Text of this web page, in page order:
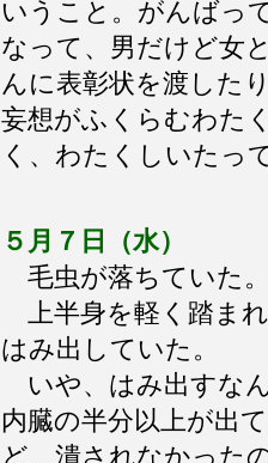
いうこと。がんばっ
なって、男だけど女
んに表彰状を渡した
妄想がふくらむわた
く、わたくしいたっ
５月７日（水）
毛虫が落ちていた
上半身を軽く踏ま
はみ出していた。
いや、はみ出すな
内臓の半分以上が出
ど、潰されなかった